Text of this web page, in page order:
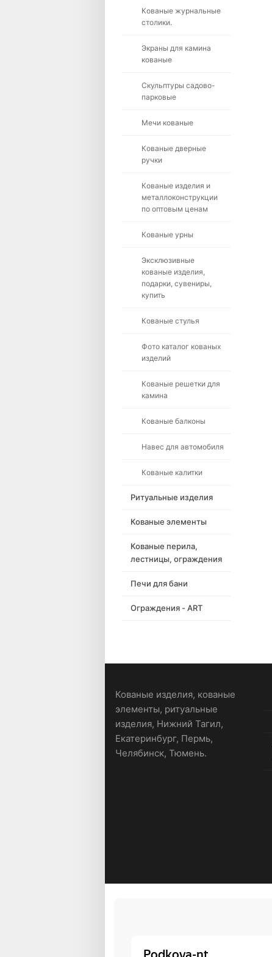
Кованые журнальные
столики.
Экраны для камина
кованые
Скульптуры садово-
парковые
Мечи кованые
Кованые дверные
ручки
Кованые изделия и
металлоконструкции
по оптовым ценам
Кованые урны
Эксклюзивные
кованые изделия,
подарки, сувениры,
купить
Кованые стулья
Фото каталог кованых
изделий
Кованые решетки для
камина
Кованые балконы
Навес для автомобиля
Кованые калитки
Ритуальные изделия
Кованые элементы
Кованые перила,
лестницы, ограждения
Печи для бани
Ограждения - ART
Кованые изделия, кованые
элементы, ритуальные
изделия, Нижний Тагил,
Екатеринбург, Пермь,
Челябинск, Тюмень.